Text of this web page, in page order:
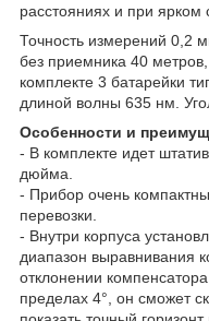
расстояниях и при ярком
Точность измерений 0,2
без приемника 40
комплекте 3 батарейки
длиной волны 635 нм.
Особенности и
- В комплекте идет
дюйма.
- Прибор очень
перевозки.
- Внутри корпуса
диапазон выравнивания
отклонении
пределах 4°, он сможет